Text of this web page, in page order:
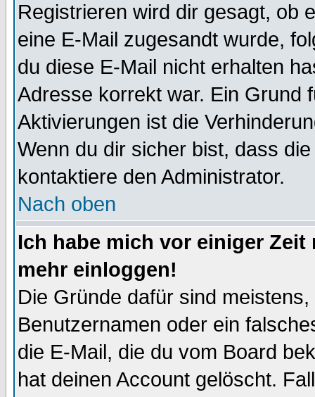
Registrieren wird dir gesagt, ob
eine E-Mail zugesandt wurde,
du diese E-Mail nicht erhalten
Adresse korrekt war. Ein Grund
Aktivierungen ist die
Wenn du dir sicher bist, dass
kontaktiere den Administrator.
Nach oben
Ich habe mich vor einiger
mehr einloggen!
Die Gründe dafür sind
Benutzernamen oder ein
die E-Mail, die du vom Board
hat deinen Account gelöscht.